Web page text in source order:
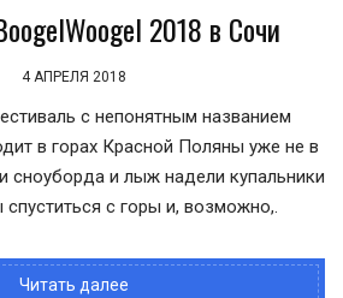
2018 в Сочи
4 АПРЕЛЯ 2018
с непонятным названием
в горах Красной Поляны уже не в
сноуборда и лыж надели купальники
с горы и, возможно,.
Читать далее